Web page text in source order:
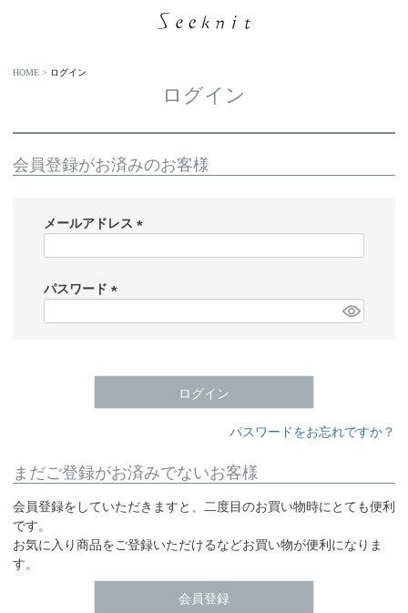
HOME ログイン
ログイン
会員登録がお済みのお客様
メールアドレス
)
パスワード
ログイン
パスワードをお忘れですか？
まだご登録がお済みでないお客様
会員登録をしていただきますと、二度目のお買い物時にとても便利
です。
お気に入り商品をご登録いただけるなどお買い物が便利になりま
す。
会員登録